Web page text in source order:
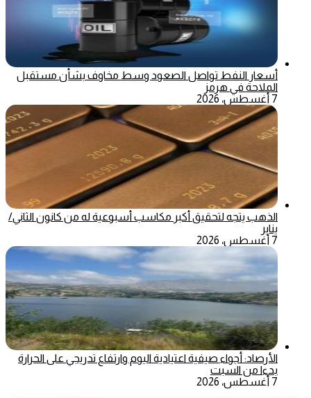
أسعار النفط تواصل الصعود وسط مخاوف بشأن مستقبل
الملاحة في هرمز
7 أغسطس، 2026
الذهب يتجه لتحقيق أكبر مكاسب أسبوعية له من كانون الثاني/
يناير
7 أغسطس، 2026
الأرصاد: أجواء صيفية اعتيادية اليوم وارتفاع تدريجي على الحرارة
بدءا من السبت
7 أغسطس، 2026